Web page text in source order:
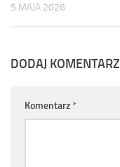
5 MAJA 2026
DODAJ KOMENTARZ
Komentarz*